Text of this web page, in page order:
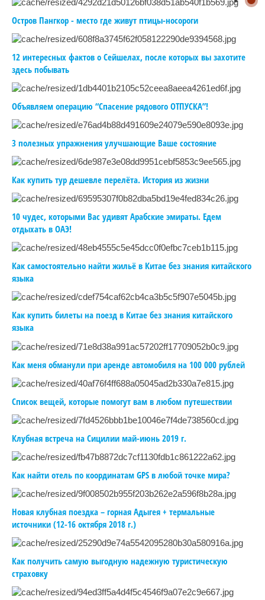
Остров Пангкор - место где живут птицы-носороги
12 интересных фактов о Сейшелах, после которых вы захотите
здесь побывать
Объявляем операцию “Спасение рядового ОТПУСКА”!
3 полезных упражнения улучшающие Ваше состояние
Как купить тур дешевле перелёта. История из жизни
10 чудес, которыми Вас удивят Арабские эмираты. Едем
отдыхать в ОАЭ!
Как самостоятельно найти жильё в Китае без знания китайского
языка
Как купить билеты на поезд в Китае без знания китайского
языка
Как меня обманули при аренде автомобиля на 100 000 рублей
Список вещей, которые помогут вам в любом путешествии
Клубная встреча на Сицилии май-июнь 2019 г.
Как найти отель по координатам GPS в любой точке мира?
Новая клубная поездка – горная Адыгея + термальные
источники (12-16 октября 2018 г.)
Как получить самую выгодную надежную туристическую
страховку